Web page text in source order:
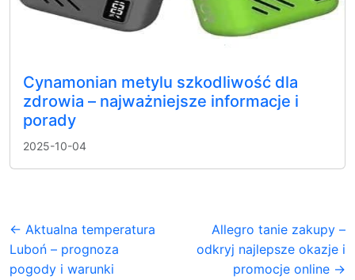
Cynamonian metylu szkodliwość dla
zdrowia – najważniejsze informacje i
porady
2025-10-04
← Aktualna temperatura
Luboń – prognoza
pogody i warunki
Allegro tanie zakupy –
odkryj najlepsze okazje i
promocje online →